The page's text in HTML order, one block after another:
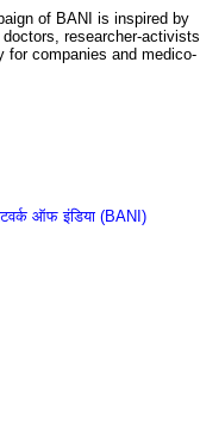
of BANI is inspired by
researcher-activists
for companies and medico-
ऑफ इंडिया (BANI)